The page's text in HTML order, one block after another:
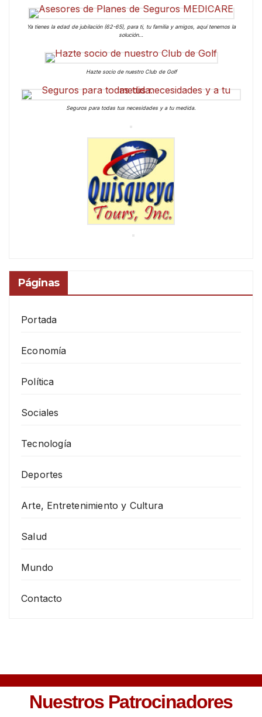
Ya tienes la edad de jubilación (62-65), para ti, tu familia y amigos, aquí tenemos la
solución…
Hazte socio de nuestro Club de Golf
Seguros para todas tus necesidades y a tu medida.
Páginas
Portada
Economía
Política
Sociales
Tecnología
Deportes
Arte, Entretenimiento y Cultura
Salud
Mundo
Contacto
Nuestros Patrocinadores